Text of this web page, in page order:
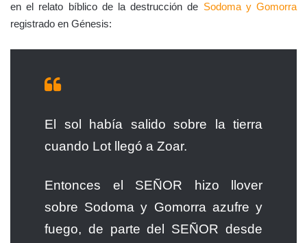
en el relato bíblico de la destrucción de Sodoma y Gomorra
registrado en Génesis:
El sol había salido sobre la tierra
cuando Lot llegó a Zoar.
Entonces el SEÑOR hizo llover
sobre Sodoma y Gomorra azufre y
fuego, de parte del SEÑOR desde